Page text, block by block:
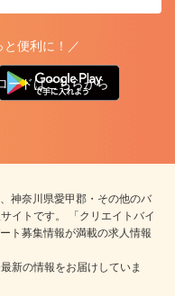
と便利に！／
ードはこちらから
神奈川県愛甲郡・その他のバ
イトです。 「クリエイトバイ
ト募集情報が満載の求人情報
新の情報をお届けしていま